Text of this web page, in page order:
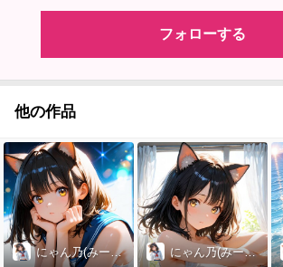
フォローする
他の作品
にゃん乃(みー娘) にゃん乃(みー娘)